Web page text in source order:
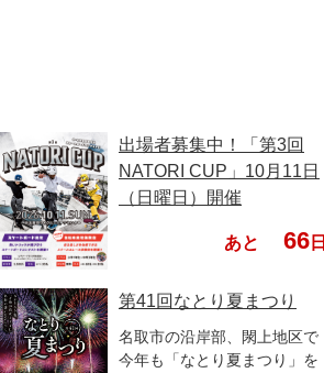
出場者募集中！「第3回
NATORI CUP」10月11日
（日曜日）開催
あと 66 日
第41回なとり夏まつり
名取市の沿岸部、閖上地区で
今年も「なとり夏まつり」を